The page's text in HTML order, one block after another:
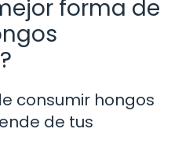
forma de
consumir hongos
de tus